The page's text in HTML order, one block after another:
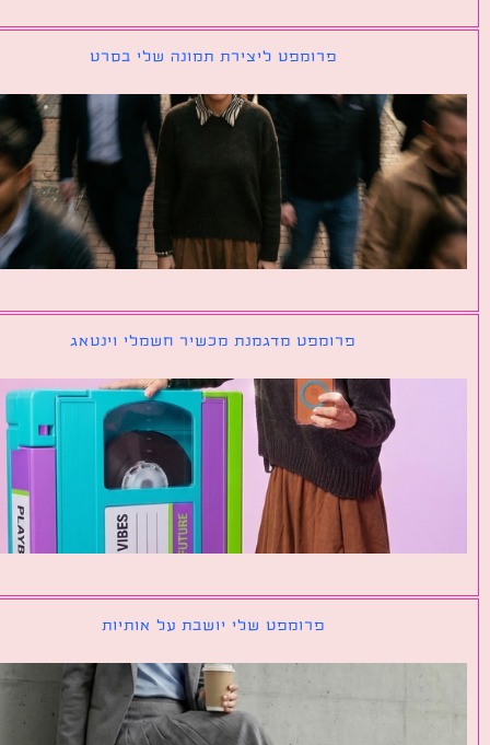
פרומפט ליצירת תמונה שלי בסרט
פרומפט מדגמנת מכשיר חשמלי וינטאג
פרומפט שלי יושבת על אותיות